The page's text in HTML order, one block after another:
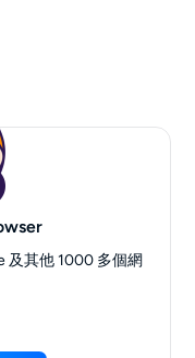
及其他 1000 多個網